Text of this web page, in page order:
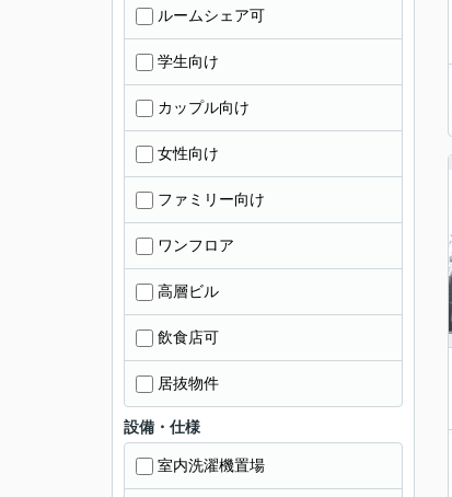
ルームシェア可
学生向け
カップル向け
女性向け
ファミリー向け
ワンフロア
高層ビル
飲食店可
居抜物件
設備・仕様
室内洗濯機置場